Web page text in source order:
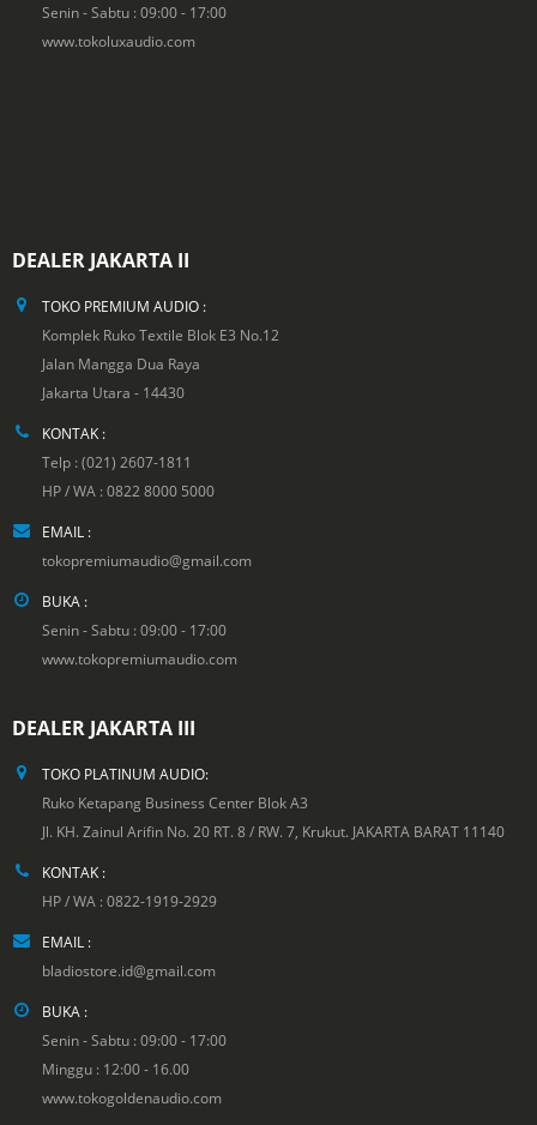
Senin - Sabtu : 09:00 - 17:00
www.tokoluxaudio.com
DEALER JAKARTA II
TOKO PREMIUM AUDIO :
Komplek Ruko Textile Blok E3 No.12
Jalan Mangga Dua Raya
Jakarta Utara - 14430
KONTAK :
Telp : (021) 2607-1811
HP / WA : 0822 8000 5000
EMAIL :
tokopremiumaudio@gmail.com
BUKA :
Senin - Sabtu : 09:00 - 17:00
www.tokopremiumaudio.com
DEALER JAKARTA III
TOKO PLATINUM AUDIO:
Ruko Ketapang Business Center Blok A3
Jl. KH. Zainul Arifin No. 20 RT. 8 / RW. 7, Krukut. JAKARTA BARAT 11140
KONTAK :
HP / WA : 0822-1919-2929
EMAIL :
bladiostore.id@gmail.com
BUKA :
Senin - Sabtu : 09:00 - 17:00
Minggu : 12:00 - 16.00
www.tokogoldenaudio.com